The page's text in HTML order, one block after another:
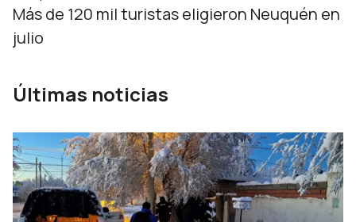
Más de 120 mil turistas eligieron Neuquén en
julio
Últimas noticias